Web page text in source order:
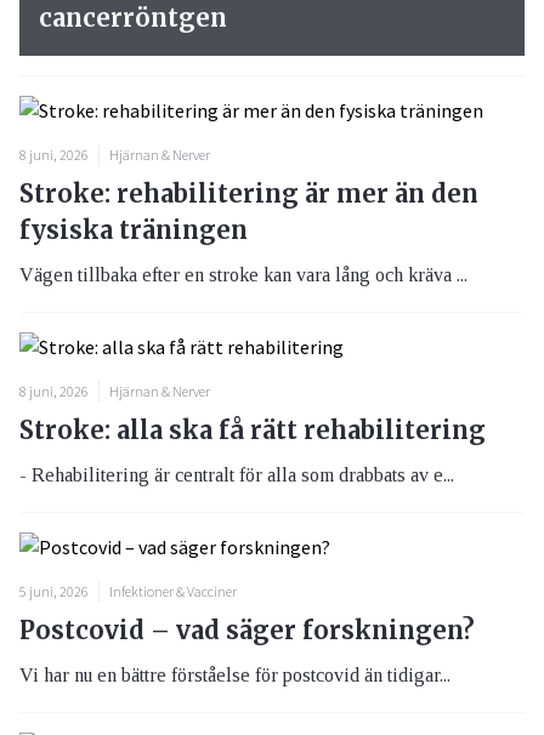
cancerröntgen
8 juni, 2026 Hjärnan & Nerver
Stroke: rehabilitering är mer än den
fysiska träningen
Vägen tillbaka efter en stroke kan vara lång och kräva ...
8 juni, 2026 Hjärnan & Nerver
Stroke: alla ska få rätt rehabilitering
- Rehabilitering är centralt för alla som drabbats av e...
5 juni, 2026 Infektioner & Vacciner
Postcovid – vad säger forskningen?
Vi har nu en bättre förståelse för postcovid än tidigar...